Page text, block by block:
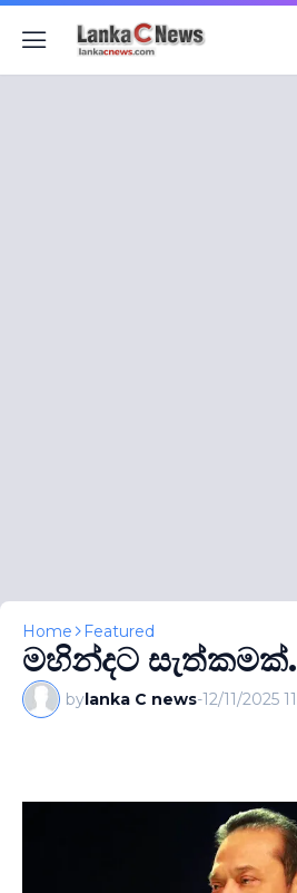
Home Featured
මහින්දට
bylanka C news-12/11/2025